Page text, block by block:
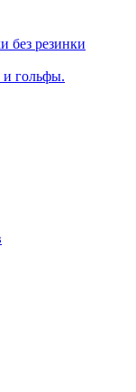
без резинки
и гольфы.